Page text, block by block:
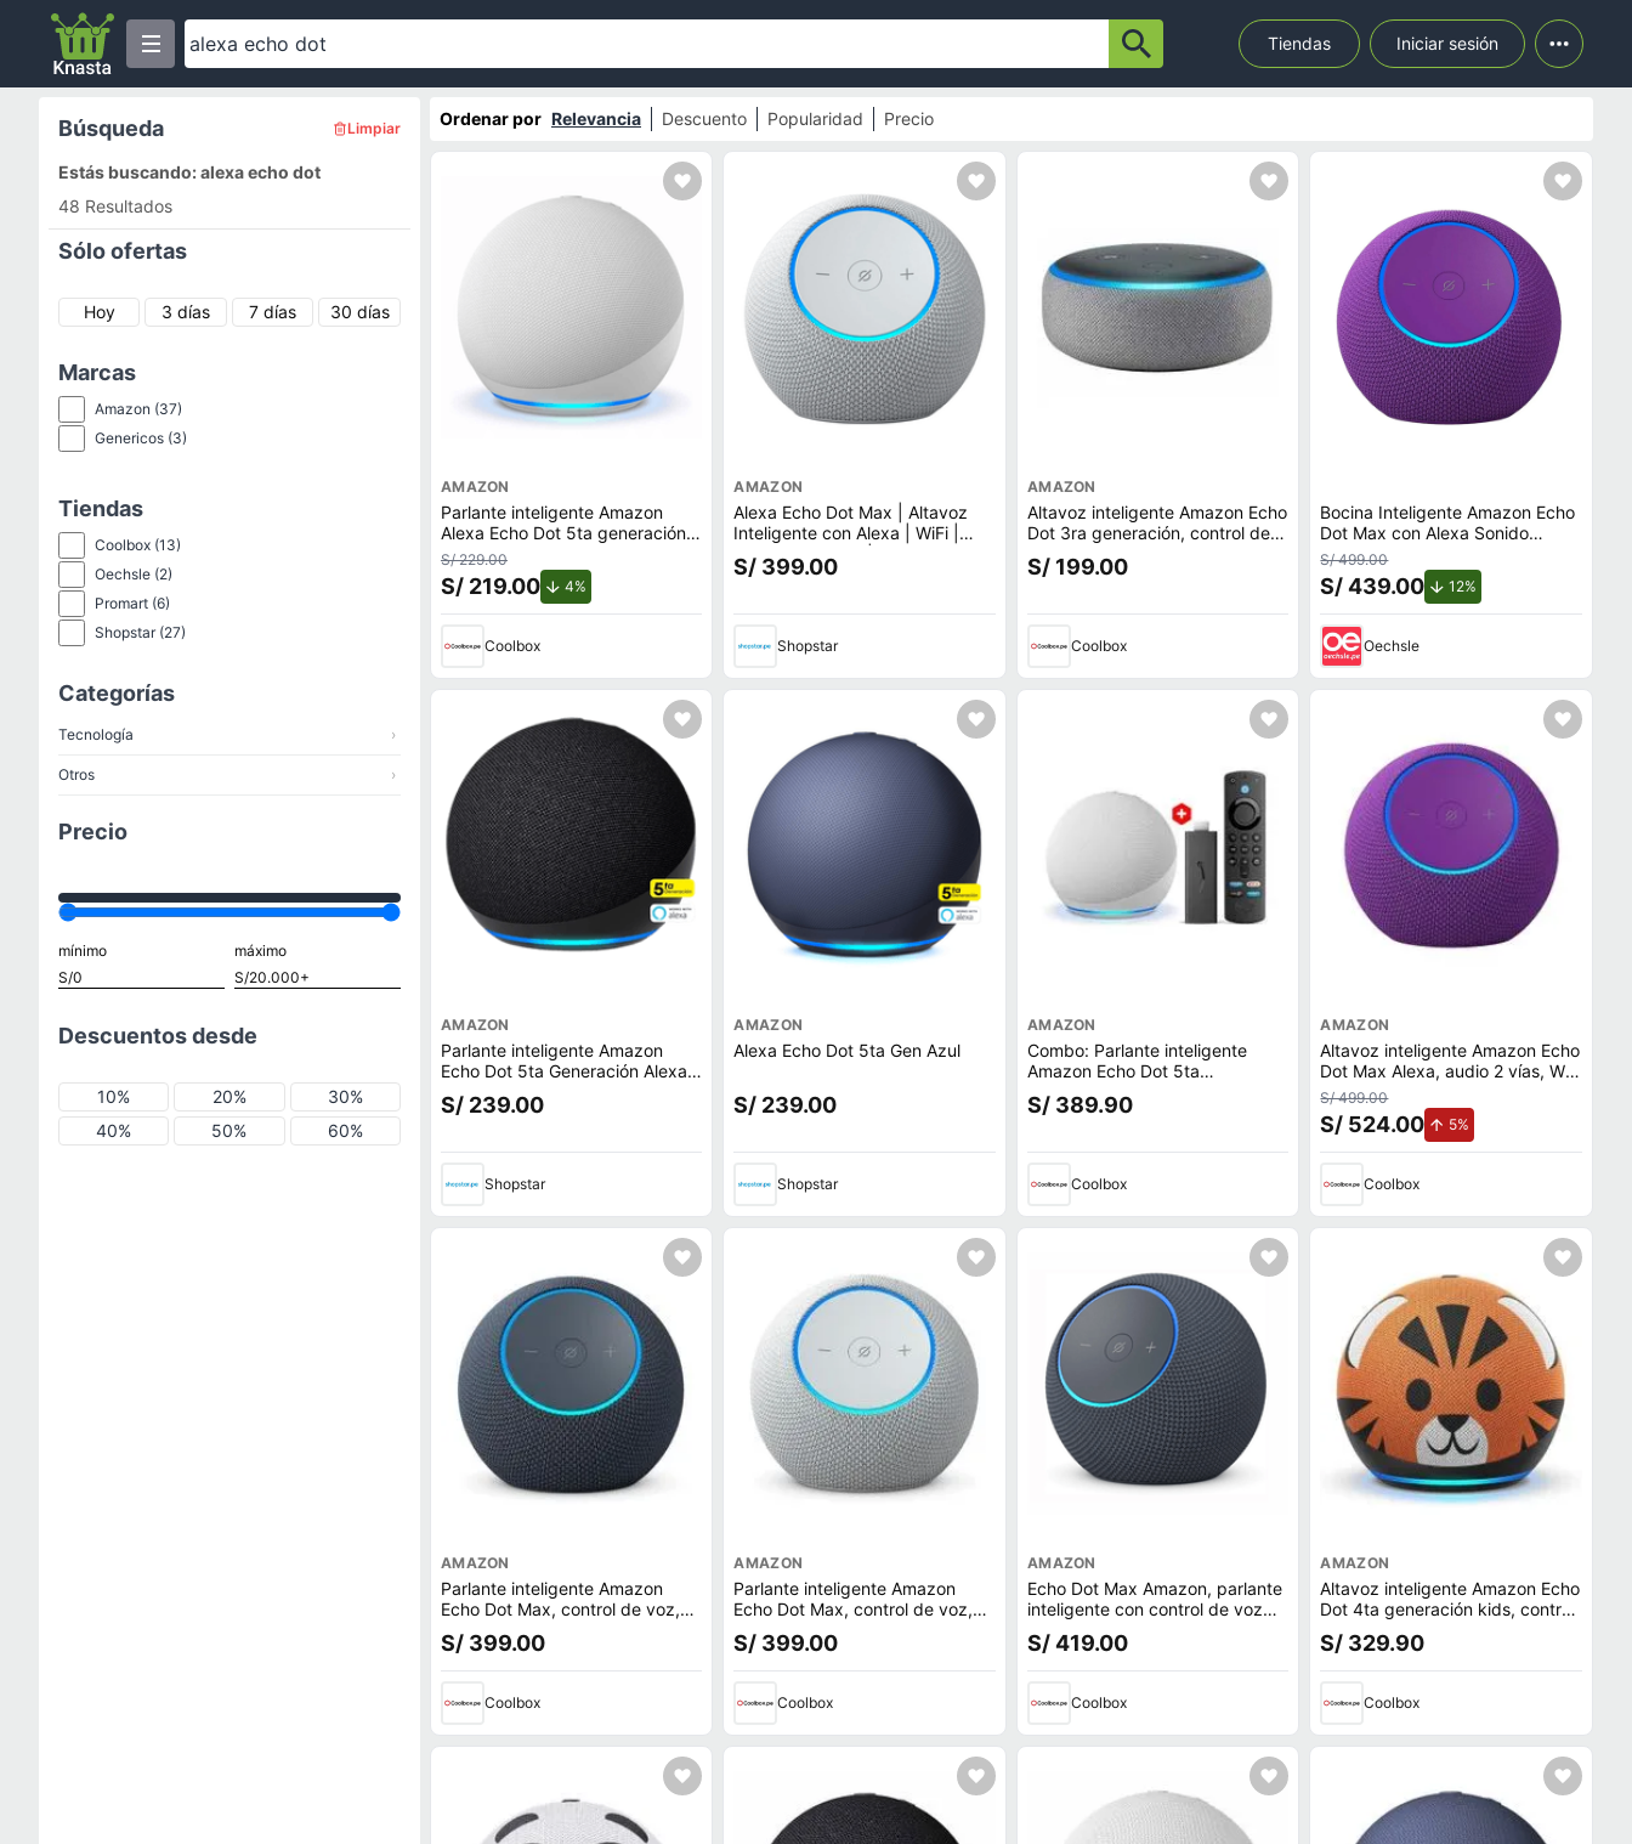
Tiendas Iniciar sesión
Búsqueda Limpiar
Estás buscando: alexa echo dot
48 Resultados
Sólo ofertas
Hoy 3 días 7 días 30 días
Marcas
Amazon (37)
Genericos (3)
Tiendas
Coolbox (13)
Oechsle (2)
Promart (6)
Shopstar(27)
Categorías
Tecnología ›
Otros ›
Precio
mínimo máximo
Descuentos desde
10% 20%
30%
40%
50% 60%
Ordenar por Relevancia Descuento Popularidad Precio
AMAZON
Parlante inteligente Amazon
Alexa Echo Dot 5ta generación,
control de voz Alexa, Wi-Fi,
bluetooth, blanco
S/ 229.00
S/ 219.00 4%de descuento.
Coolbox
AMAZON
Alexa Echo Dot Max | Altavoz
Inteligente con Alexa | WiFi |
Sonido Premium | Control por
Voz | Hogar
S/ 399.00
Shopstar
AMAZON
Altavoz inteligente Amazon Echo
Dot 3ra generación, control de
voz con Alexa, gris
S/ 199.00
Coolbox
Bocina Inteligente Amazon Echo
Dot Max con Alexa Sonido
Envolvente Color Amatista
S/ 499.00
S/ 439.00 12%
Oechsle
AMAZON
Parlante inteligente Amazon
Echo Dot 5ta Generación Alexa
Bluetooth Wi-Fi Negro
S/ 239.00
Shopstar
AMAZON
Alexa Echo Dot 5ta Gen Azul
S/ 239.00
Shopstar
AMAZON
Combo: Parlante inteligente
Amazon Echo Dot 5ta
generación, control Alexa,
blanco + Convertidor a smart TV
S/ 389.90
Coolbox
AMAZON
Altavoz inteligente Amazon Echo
Dot Max Alexa, audio 2 vías, Wi-
Fi 6E, bluetooth 5.3, morado
S/ 499.00
S/ 524.00 5%
Coolbox
AMAZON
Parlante inteligente Amazon
Echo Dot Max, control de voz,
Alexa, Wi-Fi, bluetooth, negro
S/ 399.00
Coolbox
AMAZON
Parlante inteligente Amazon
Echo Dot Max, control de voz,
Alexa, Wi-Fi, bluetooth, blanco
S/ 399.00
Coolbox
AMAZON
Echo Dot Max Amazon, parlante
inteligente con control de voz
Alexa, Wi-Fi de doble banda,
grafito
S/ 419.00
Coolbox
AMAZON
Altavoz inteligente Amazon Echo
Dot 4ta generación kids, control
de voz con Alexa, tigre
S/ 329.90
Coolbox